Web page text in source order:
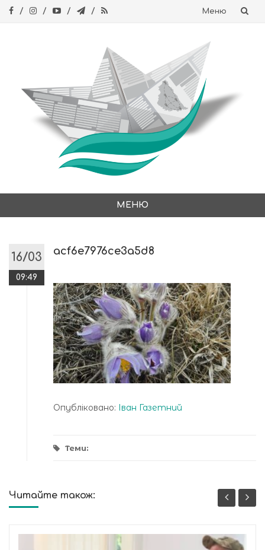
Меню
МЕНЮ
content
16/03
09:49
acf6e7976ce3a5d8
Опубліковано: Іван Газетний
Теми:
Читайте також: